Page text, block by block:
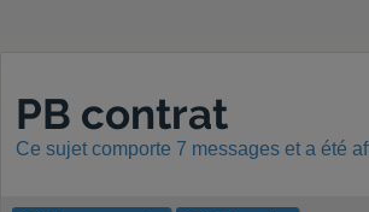
PB contrat
Ce sujet comporte 7 messages et a été